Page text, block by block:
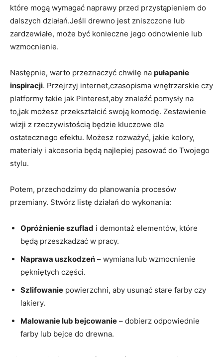
które mogą wymagać naprawy przed przystąpieniem do
dalszych działań.Jeśli drewno jest zniszczone lub
zardzewiałe, może być konieczne jego odnowienie lub
wzmocnienie.
Następnie, warto przeznaczyć chwilę na pułapanie
inspiracji. Przejrzyj internet,czasopisma wnętrzarskie czy
platformy takie jak Pinterest,aby znaleźć pomysły na
to,jak możesz przekształcić swoją komodę. Zestawienie
wizji z rzeczywistością będzie kluczowe dla
ostatecznego efektu. Możesz rozważyć, jakie kolory,
materiały i akcesoria będą najlepiej pasować do Twojego
stylu.
Potem, przechodzimy do planowania procesów
przemiany. Stwórz listę działań do wykonania:
Opróżnienie szuflad i demontaż elementów, które
będą przeszkadzać w pracy.
Naprawa uszkodzeń – wymiana lub wzmocnienie
pękniętych części.
Szlifowanie powierzchni, aby usunąć stare farby czy
lakiery.
Malowanie lub bejcowanie – dobierz odpowiednie
farby lub bejce do drewna.